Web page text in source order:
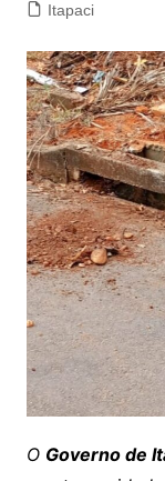
Itapaci
O Governo de